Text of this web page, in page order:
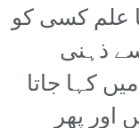
علم کسی کو
ذہنی
کہا جاتا
پھر